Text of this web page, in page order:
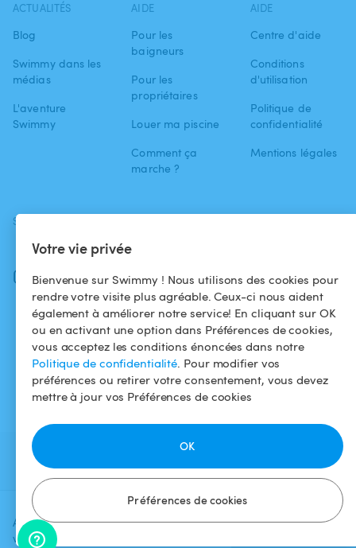
Votre vie privée
Bienvenue sur Swimmy ! Nous utilisons des cookies pour
rendre votre visite plus agréable. Ceux-ci nous aident
également à améliorer notre service! En cliquant sur OK
ou en activant une option dans Préférences de cookies,
vous acceptez les conditions énoncées dans notre
Politique de confidentialité. Pour modifier vos
préférences ou retirer votre consentement, vous devez
mettre à jour vos Préférences de cookies
Préférences de cookies
OK
Ajoutez une date et un créneau pour
voir le prix
Vérifier la
ACTUALITÉS
Blog
Swimmy dans les
médias
L'aventure
Swimmy
AIDE
Pour les
baigneurs
Pour les
propriétaires
Louer ma piscine
Comment ça
marche ?
AIDE
Centre d'aide
Conditions
d'utilisation
Politique de
confidentialité
Mentions légales
SUIVEZ-NOUS
Facebook
Instagram